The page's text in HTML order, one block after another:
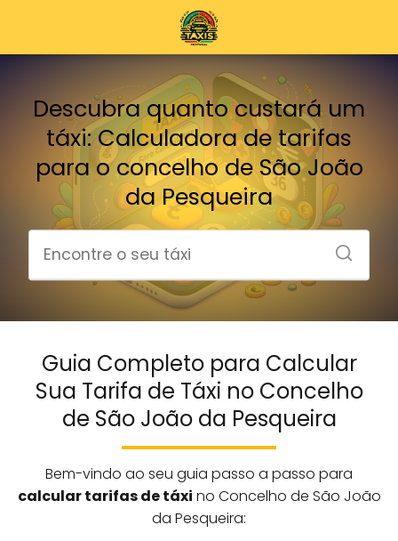
Descubra quanto custará um
táxi: Calculadora de tarifas
para o concelho de São João
da Pesqueira
Guia Completo para Calcular
Sua Tarifa de Táxi no Concelho
de São João da Pesqueira
Bem-vindo ao seu guia passo a passo para
calcular tarifas de táxi no Concelho de São João
da Pesqueira: